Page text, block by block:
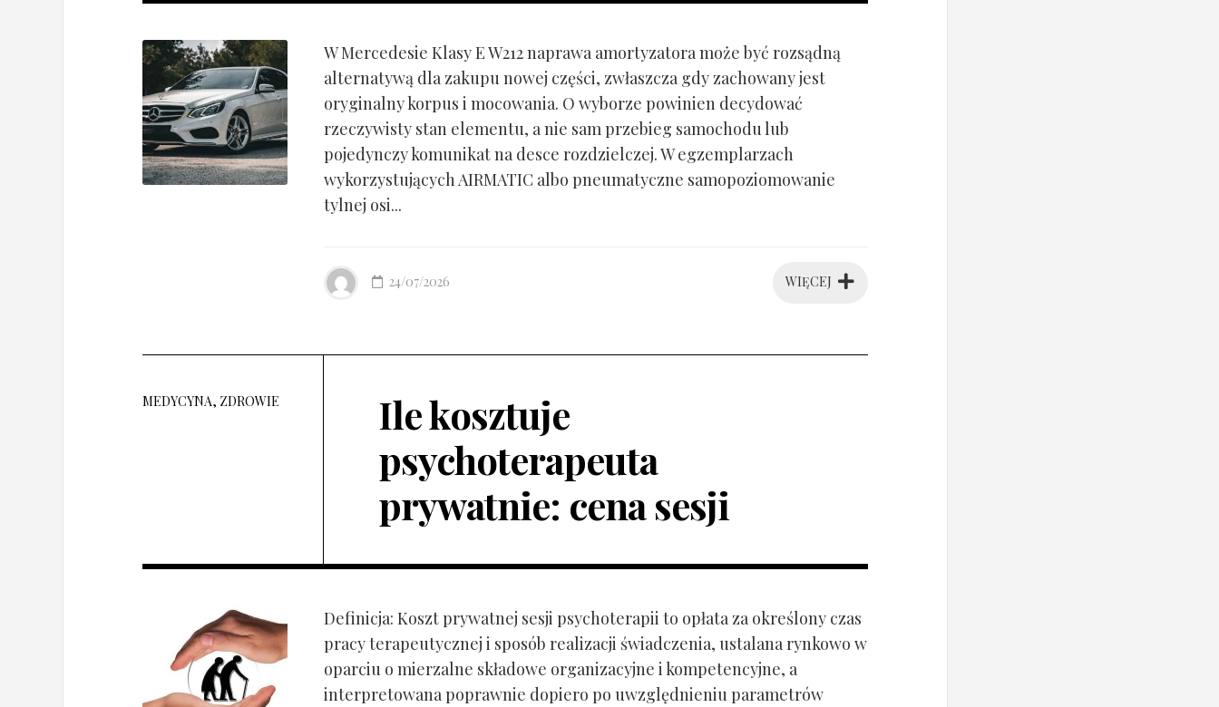
W Mercedesie Klasy E W212 naprawa amortyzatora może być rozsądną
alternatywą dla zakupu nowej części, zwłaszcza gdy zachowany jest
oryginalny korpus i mocowania. O wyborze powinien decydować
rzeczywisty stan elementu, a nie sam przebieg samochodu lub
pojedynczy komunikat na desce rozdzielczej. W egzemplarzach
wykorzystujących AIRMATIC albo pneumatyczne samopoziomowanie
tylnej osi...
WIĘCEJ
24/07/2026
MEDYCYNA, ZDROWIE
Ile kosztuje
psychoterapeuta
prywatnie: cena sesji
Definicja: Koszt prywatnej sesji psychoterapii to opłata za określony czas
pracy terapeutycznej i sposób realizacji świadczenia, ustalana rynkowo w
oparciu o mierzalne składowe organizacyjne i kompetencyjne, a
interpretowana poprawnie dopiero po uwzględnieniu parametrów